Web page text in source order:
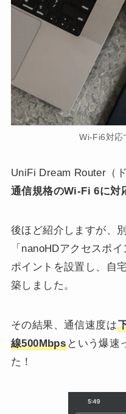
Wi-Fi6対応
UniFi Dream Router（
通信規格のWi-Fi 6に対
後ほど紹介しますが、
「nanoHDアクセスポ
ポイントを設置し、自
築しました。
その結果、通信速度は
線500Mbps という爆速
た！